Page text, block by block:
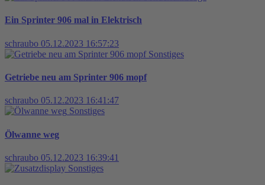
Ein Sprinter 906 mal in Elektrisch
schraubo 05.12.2023 16:57:23
Sonstiges
Getriebe neu am Sprinter 906 mopf
schraubo 05.12.2023 16:41:47
Sonstiges
Ölwanne weg
schraubo 05.12.2023 16:39:41
Sonstiges